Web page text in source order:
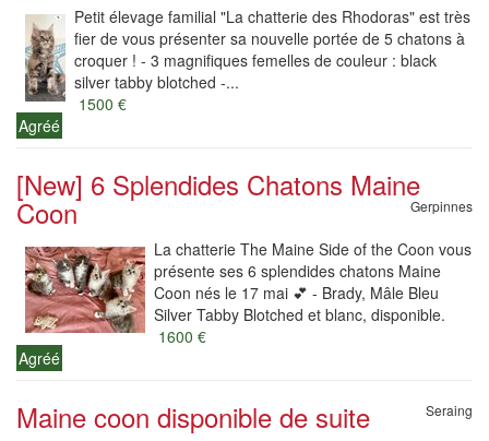
Petit élevage familial "La chatterie des Rhodoras" est très
fier de vous présenter sa nouvelle portée de 5 chatons à
croquer ! - 3 magnifiques femelles de couleur : black
silver tabby blotched -...
1500 €
Agréé
[New] 6 Splendides Chatons Maine
Coon Gerpinnes
La chatterie The Maine Side of the Coon vous
présente ses 6 splendides chatons Maine
Coon nés le 17 mai 💕 - Brady, Mâle Bleu
Silver Tabby Blotched et blanc, disponible.
1600 €
Agréé
Maine coon disponible de suite Seraing